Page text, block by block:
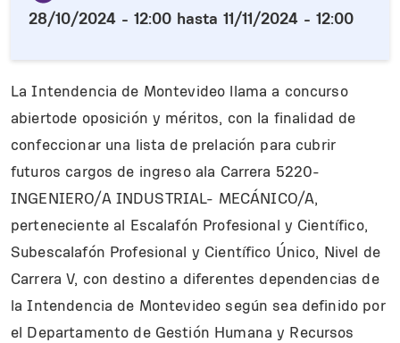
28/10/2024 - 12:00 hasta 11/11/2024 - 12:00
La Intendencia de Montevideo llama a concurso
abiertode oposición y méritos, con la finalidad de
confeccionar una lista de prelación para cubrir
futuros cargos de ingreso ala Carrera 5220-
INGENIERO/A INDUSTRIAL- MECÁNICO/A,
perteneciente al Escalafón Profesional y Científico,
Subescalafón Profesional y Científico Único, Nivel de
Carrera V, con destino a diferentes dependencias de
la Intendencia de Montevideo según sea definido por
el Departamento de Gestión Humana y Recursos